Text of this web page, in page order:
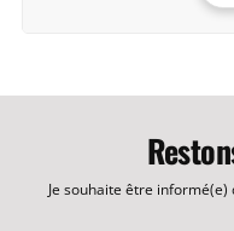
Je souhaite être